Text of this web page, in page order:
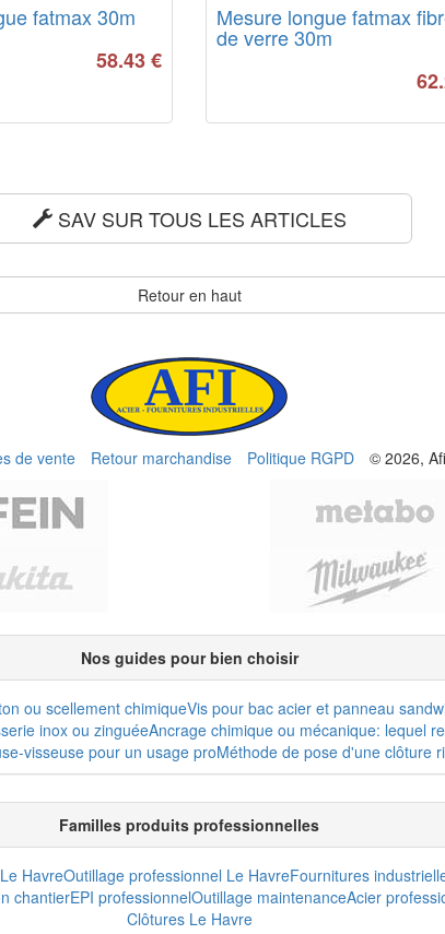
fatmax 30m
58.43€
Mesure longue fatmax
de verre 30m
SAV SUR TOUS LES ARTICLES
Retour en haut
de vente Retour marchandise Politique RGPD © 2026,
Nos guides pour bien choisir
ou scellement chimiqueVis pour bac acier et panneau
inox ou zinguéeAncrage chimique ou mécanique: lequel
visseuse pour un usage proMéthode de pose d'une clôture
Familles produits professionnelles
HavreOutillage professionnel Le HavreFournitures
chantierEPI professionnelOutillage maintenanceAcier
Clôtures Le Havre